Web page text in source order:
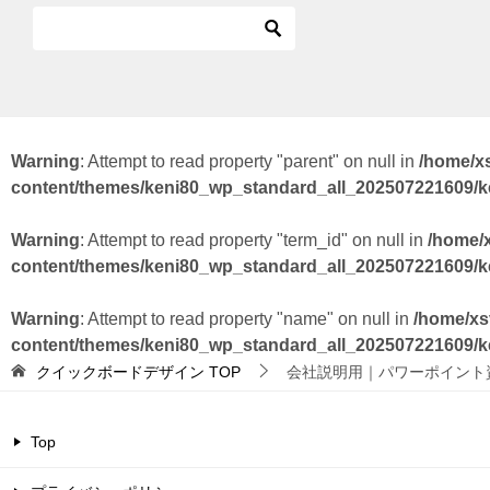
Warning: Attempt to read property "parent" on null in /home/
content/themes/keni80_wp_standard_all_202507221609/
Warning: Attempt to read property "term_id" on null in /home/
content/themes/keni80_wp_standard_all_202507221609/
Warning: Attempt to read property "name" on null in /home/
content/themes/keni80_wp_standard_all_202507221609/
クイックボードデザイン TOP 会社説明用｜パワーポイン
Top